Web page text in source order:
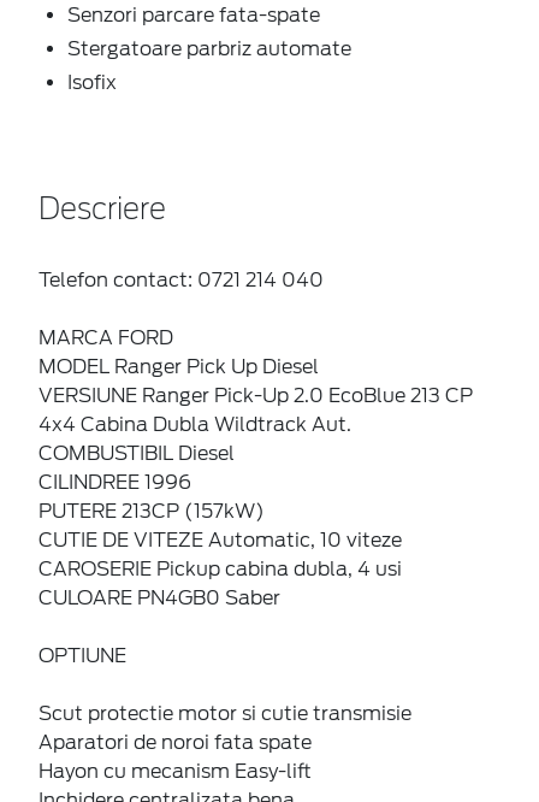
Senzori parcare fata-spate
Stergatoare parbriz automate
Isofix
Descriere
Telefon contact: 0721 214 040
MARCA FORD
MODEL Ranger Pick Up Diesel
VERSIUNE Ranger Pick-Up 2.0 EcoBlue 213 CP
4x4 Cabina Dubla Wildtrack Aut.
COMBUSTIBIL Diesel
CILINDREE 1996
PUTERE 213CP (157kW)
CUTIE DE VITEZE Automatic, 10 viteze
CAROSERIE Pickup cabina dubla, 4 usi
CULOARE PN4GB0 Saber
OPTIUNE
Scut protectie motor si cutie transmisie
Aparatori de noroi fata spate
Hayon cu mecanism Easy-lift